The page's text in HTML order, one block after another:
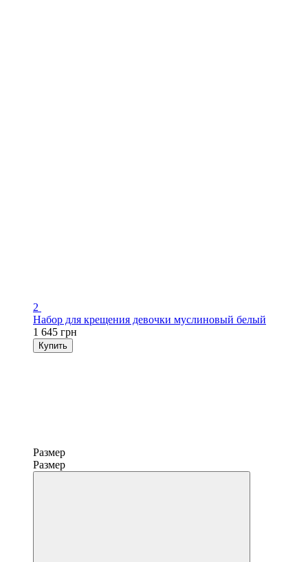
2
Набор для крещения девочки муслиновый белый
1 645 грн
Купить
Размер
Размер